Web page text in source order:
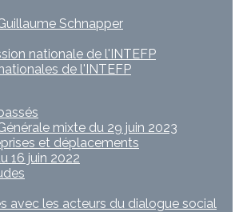
Schnapper
nationale de l'INTEFP
de l'INTEFP
mixte du 29 juin 2023
et déplacements
16 juin 2022
avec les acteurs du dialogue social